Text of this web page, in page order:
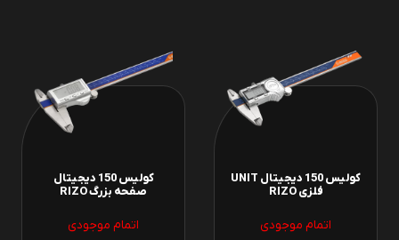
کولیس 150 دیجیتال UNIT
فلزی RIZO
اتمام موجودی
کولیس 150 دیجیتال
صفحه بزرگ RIZO
اتمام موجودی